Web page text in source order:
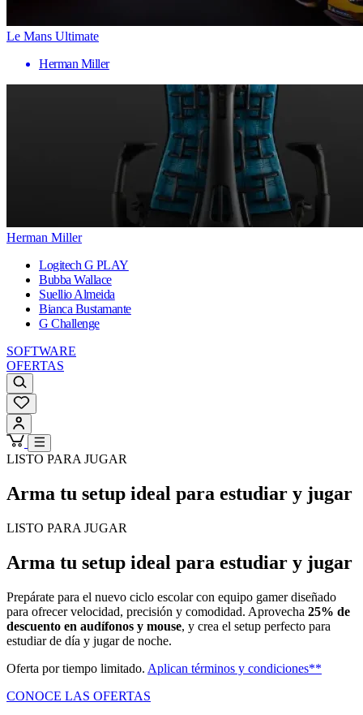
Le Mans Ultimate
Herman Miller
Herman Miller
Logitech G PLAY
Bubba Wallace
Suellio Almeida
Bianca Bustamante
G Challenge
SOFTWARE
OFERTAS
LISTO PARA JUGAR
Arma tu setup ideal para estudiar y jugar
LISTO PARA JUGAR
Arma tu setup ideal para estudiar y jugar
Prepárate para el nuevo ciclo escolar con equipo gamer diseñado
para ofrecer velocidad, precisión y comodidad. Aprovecha 25% de
descuento en audífonos y mouse, y crea el setup perfecto para
estudiar de día y jugar de noche.
Oferta por tiempo limitado. Aplican términos y condiciones**
CONOCE LAS OFERTAS